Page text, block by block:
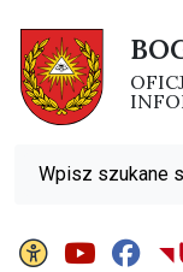
Panel
Wyszukiwarka